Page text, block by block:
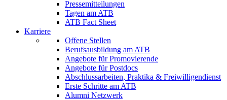
Pressemitteilungen
Tagen am ATB
ATB Fact Sheet
Karriere
Offene Stellen
Berufsausbildung am ATB
Angebote für Promovierende
Angebote für Postdocs
Abschlussarbeiten, Praktika & Freiwilligendienst
Erste Schritte am ATB
Alumni Netzwerk